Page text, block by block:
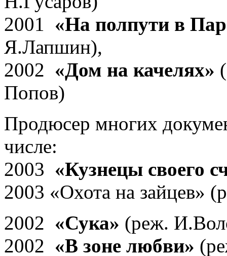
2001 «На полпути в
Я.Лапшин),
2002 «Дом на качелях»
Попов)
Продюсер многих
числе:
2003 «Кузнецы своего
2003 «Охота на зайцев»
2002 «Сука» (реж.
2002 «В зоне любви»